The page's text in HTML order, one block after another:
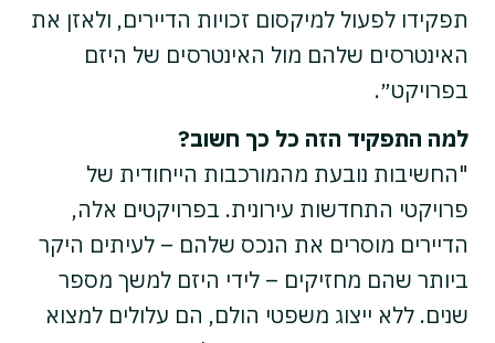
תפקידו לפעול למיקסום זכויות הדיירים, ולאזן את
האינטרסים שלהם מול האינטרסים של היזם
בפרויקט״.
למה התפקיד הזה כל כך חשוב?
"החשיבות נובעת מהמורכבות הייחודית של
פרויקטי התחדשות עירונית. בפרויקטים אלה,
הדיירים מוסרים את הנכס שלהם – לעיתים היקר
ביותר שהם מחזיקים – לידי היזם למשך מספר
שנים. ללא ייצוג משפטי הולם, הם עלולים למצוא